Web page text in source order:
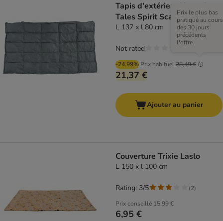
Tapis d'extérieur Nomad
Tales Spirit Scallion
L 137 x l 80 cm
-24.99% Prix habituel28,49 €
Prix le plus bas
pratiqué au cours
des 30 jours
précédents
l'offre.
21,37 €
Not rated
Ajouter au panier
Couverture Trixie Laslo
L 150 x l 100 cm
Prix conseillé 15,99 €
6,95 €
Rating: 3/5 (2)